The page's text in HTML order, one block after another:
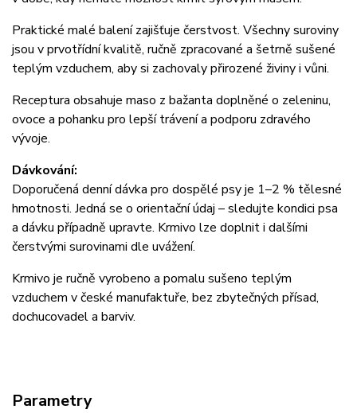
Praktické malé balení zajišťuje čerstvost. Všechny suroviny
jsou v prvotřídní kvalitě, ručně zpracované a šetrně sušené
teplým vzduchem, aby si zachovaly přirozené živiny i vůni.
Receptura obsahuje maso z bažanta doplněné o zeleninu,
ovoce a pohanku pro lepší trávení a podporu zdravého
vývoje.
Dávkování:
Doporučená denní dávka pro dospělé psy je 1–2 % tělesné
hmotnosti. Jedná se o orientační údaj – sledujte kondici psa
a dávku případně upravte. Krmivo lze doplnit i dalšími
čerstvými surovinami dle uvážení.
Krmivo je ručně vyrobeno a pomalu sušeno teplým
vzduchem v české manufaktuře, bez zbytečných přísad,
dochucovadel a barviv.
Parametry